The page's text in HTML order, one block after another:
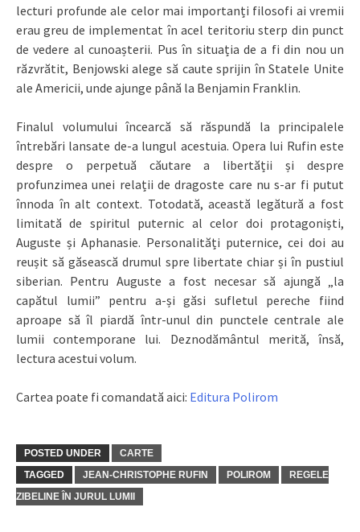
lecturi profunde ale celor mai importanți filosofi ai vremii
erau greu de implementat în acel teritoriu sterp din punct
de vedere al cunoașterii. Pus în situația de a fi din nou un
răzvrătit, Benjowski alege să caute sprijin în Statele Unite
ale Americii, unde ajunge până la Benjamin Franklin.
Finalul volumului încearcă să răspundă la principalele
întrebări lansate de-a lungul acestuia. Opera lui Rufin este
despre o perpetuă căutare a libertății și despre
profunzimea unei relații de dragoste care nu s-ar fi putut
înnoda în alt context. Totodată, această legătură a fost
limitată de spiritul puternic al celor doi protagoniști,
Auguste și Aphanasie. Personalități puternice, cei doi au
reușit să găsească drumul spre libertate chiar și în pustiul
siberian. Pentru Auguste a fost necesar să ajungă „la
capătul lumii” pentru a-și găsi sufletul pereche fiind
aproape să îl piardă într-unul din punctele centrale ale
lumii contemporane lui. Deznodământul merită, însă,
lectura acestui volum.
Cartea poate fi comandată aici: Editura Polirom
POSTED UNDER
CARTE
TAGGED
JEAN-CHRISTOPHE RUFIN POLIROM
REGELE
ZIBELINE ÎN JURUL LUMII